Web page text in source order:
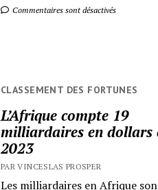
Commentaires sont désactivés
CLASSEMENT DES FORTUNES
L’Afrique compte 19
milliardaires en dollars
2023
PAR VINCESLAS PROSPER
Les milliardaires en Afrique